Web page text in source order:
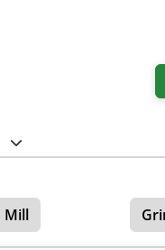
Mill